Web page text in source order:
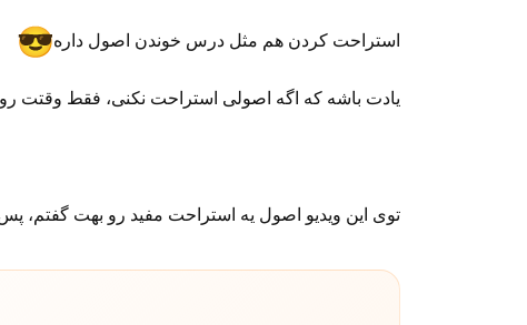
استراحت کردن هم مثل درس خوندن اصول داره
یادت باشه که اگه اصولی استراحت نکنی، فقط وقتت
توی این ویدیو اصول یه استراحت مفید رو بهت گفتم،